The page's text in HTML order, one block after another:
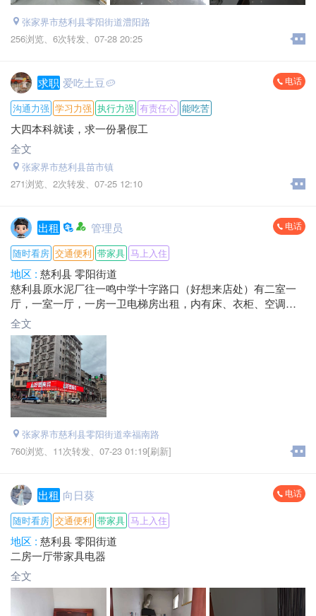
张家界市慈利县零阳街道澧阳路
256浏览、 6次转发、 07-28 20:25
求职 爱吃土豆🥔 电话
沟通力强 学习力强 执行力强 有责任心 能吃苦
大四本科就读，求一份暑假工
全文
张家界市慈利县苗市镇
271浏览、 2次转发、 07-25 12:10
出租 管理员 电话
随时看房 交通便利 带家具 马上入住
地区 : 慈利县 零阳街道
慈利县原水泥厂往一鸣中学十字路口（好想来店处）有二室一
厅，一室一厅，一房一卫电梯房出租，内有床、衣柜、空调、
抽油烟机、天燃气等，外有监控，居住环境舒适、安全，可拎
包入住，房租面谈，是居家、小孩上学的最佳选择。
联系电话：*****3325
*****5558
全文
张家界市慈利县零阳街道幸福南路
760浏览、 11次转发、 07-23 01:19[刷新]
出租 向日葵 电话
随时看房 交通便利 带家具 马上入住
地区 : 慈利县 零阳街道
二房一厅带家具电器
全文